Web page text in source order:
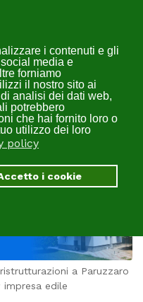
i contenuti e gli
media e
forniamo
il nostro sito ai
analisi dei dati web,
potrebbero
che hai fornito loro o
utilizzo dei loro
policy
i cookie
|
a Paruzzaro
edile